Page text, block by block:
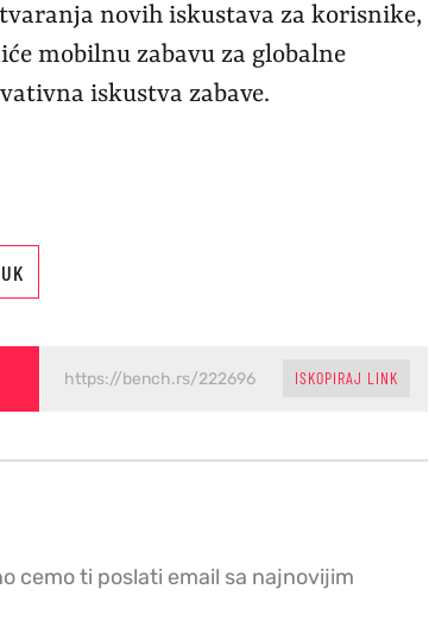
novih iskustava za korisnike,
mobilnu zabavu za globalne
iskustva zabave.
ISKOPIRAJ LINK
cemo ti poslati email sa najnovijim